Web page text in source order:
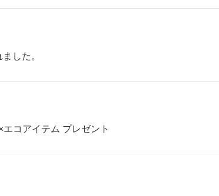
した。
コアイテム プレゼント